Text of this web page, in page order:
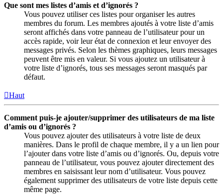
Que sont mes listes d’amis et d’ignorés ?
Vous pouvez utiliser ces listes pour organiser les autres
membres du forum. Les membres ajoutés à votre liste d’amis
seront affichés dans votre panneau de l’utilisateur pour un
accès rapide, voir leur état de connexion et leur envoyer des
messages privés. Selon les thèmes graphiques, leurs messages
peuvent être mis en valeur. Si vous ajoutez un utilisateur à
votre liste d’ignorés, tous ses messages seront masqués par
défaut.
Haut
Comment puis-je ajouter/supprimer des utilisateurs de ma liste
d’amis ou d’ignorés ?
Vous pouvez ajouter des utilisateurs à votre liste de deux
manières. Dans le profil de chaque membre, il y a un lien pour
l’ajouter dans votre liste d’amis ou d’ignorés. Ou, depuis votre
panneau de l’utilisateur, vous pouvez ajouter directement des
membres en saisissant leur nom d’utilisateur. Vous pouvez
également supprimer des utilisateurs de votre liste depuis cette
même page.